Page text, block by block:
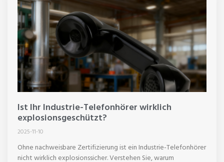
Ist Ihr Industrie-Telefonhörer wirklich
explosionsgeschützt?
2025-11-10
Ohne nachweisbare Zertifizierung ist ein Industrie-Telefonhörer
nicht wirklich explosionssicher. Verstehen Sie, warum